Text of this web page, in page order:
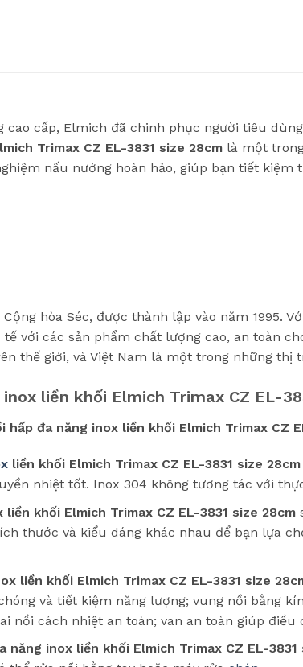
cao cấp, Elmich đã chinh phục người tiêu
Trimax CZ EL-3831 size 28cm là một
nấu nướng hoàn hảo, giúp bạn tiết kiệm
hòa Séc, được thành lập vào năm 1995.
với các sản phẩm chất lượng cao, an toàn
thế giới, và Việt Nam là một trong những thị
liền khối Elmich Trimax CZ EL-
hấp đa năng inox liền khối Elmich Trimax CZ
liền khối Elmich Trimax CZ EL-3831 size 28cm
nhiệt tốt. Inox 304 không tương tác với
liền khối Elmich Trimax CZ EL-3831 size 28cm
thước và kiểu dáng khác nhau để bạn lựa
liền khối Elmich Trimax CZ EL-3831 size
và tiết kiệm năng lượng; vung nồi bằng
nồi cách nhiệt an toàn; van an toàn giúp điều
năng inox liền khối Elmich Trimax CZ EL-3831